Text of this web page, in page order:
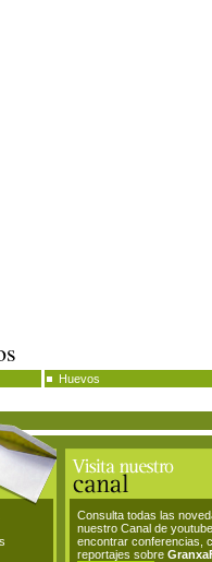
Huevos
Consulta todas las
nuestro Canal de
encontrar conferencias,
reportajes sobre